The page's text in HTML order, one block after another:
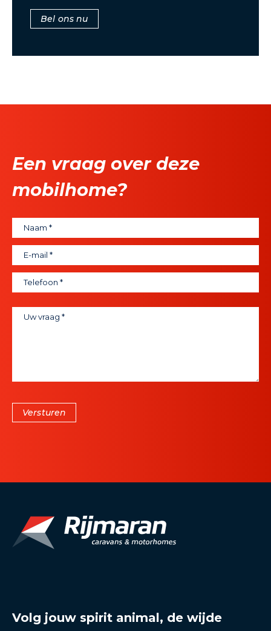
Bel ons nu
Een vraag over deze
mobilhome?
Versturen
Volg jouw spirit animal, de wijde